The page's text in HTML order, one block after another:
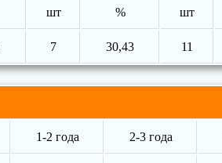
шт % шт
7 30,43 11
1-2 года 2-3 года